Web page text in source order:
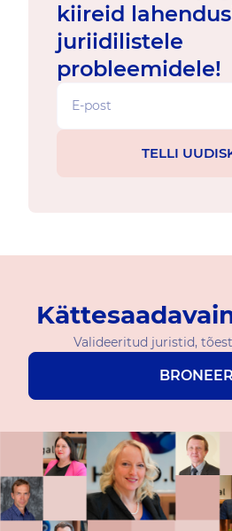
kiireid
juriidilistele
probleemidele!
Valideeritud juristid,